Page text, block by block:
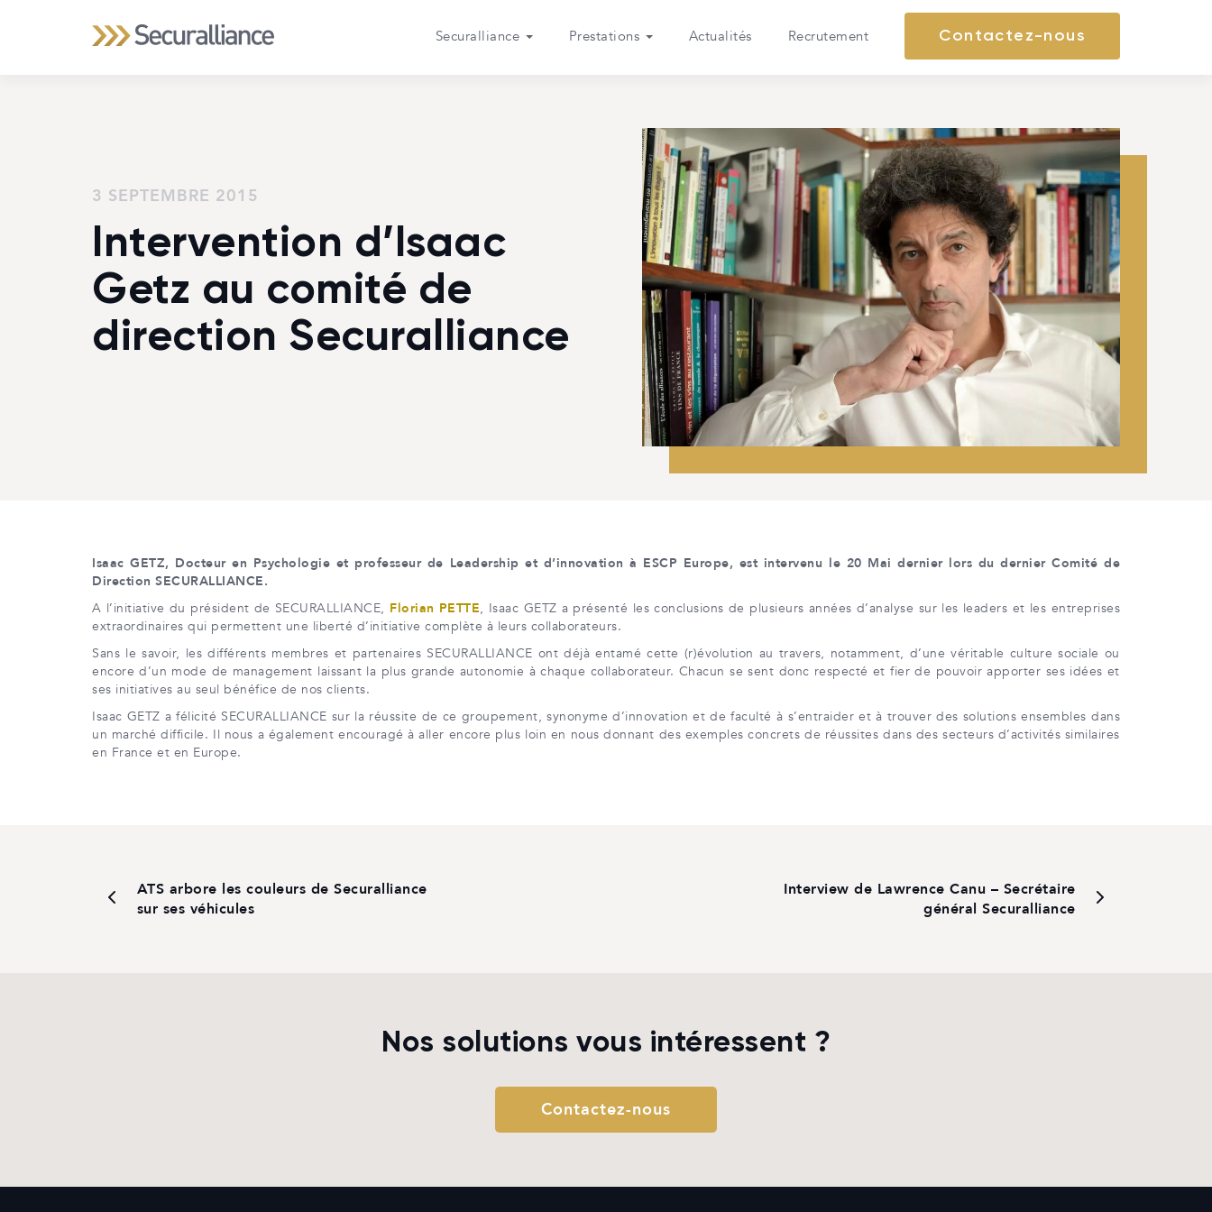
Securalliance Prestations Actualités Recrutement Contactez-nous
3 SEPTEMBRE 2015
Intervention d’Isaac
Getz au comité de
direction Securalliance
Isaac GETZ, Docteur en Psychologie et professeur de Leadership et d’innovation à ESCP Europe, est intervenu le 20 Mai dernier lors du dernier Comité de
Direction SECURALLIANCE.
A l’initiative du président de SECURALLIANCE, Florian PETTE, Isaac GETZ a présenté les conclusions de plusieurs années d’analyse sur les leaders et les entreprises
extraordinaires qui permettent une liberté d’initiative complète à leurs collaborateurs.
Sans le savoir, les différents membres et partenaires SECURALLIANCE ont déjà entamé cette (r)évolution au travers, notamment, d’une véritable culture sociale ou
encore d’un mode de management laissant la plus grande autonomie à chaque collaborateur. Chacun se sent donc respecté et fier de pouvoir apporter ses idées et
ses initiatives au seul bénéfice de nos clients.
Isaac GETZ a félicité SECURALLIANCE sur la réussite de ce groupement, synonyme d’innovation et de faculté à s’entraider et à trouver des solutions ensembles dans
un marché difficile. Il nous a également encouragé à aller encore plus loin en nous donnant des exemples concrets de réussites dans des secteurs d’activités similaires
en France et en Europe.
ATS arbore les couleurs de Securalliance
sur ses véhicules
Interview de Lawrence Canu – Secrétaire
général Securalliance
Nos solutions vous intéressent ?
Contactez-nous